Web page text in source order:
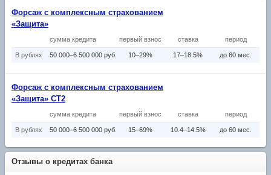
Форсаж с комплексным страхованием
«Защита»
сумма кредита первый взнос ставка период
В рублях 50 000–6 500 000 руб. 10–29% 17–18.5% до 60 мес.
Форсаж с комплексным страхованием
«Защита» СТ2
сумма кредита первый взнос ставка период
В рублях 50 000–6 500 000 руб. 15–69% 10.4–14.5% до 60 мес.
Отзывы о кредитах банка